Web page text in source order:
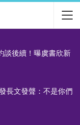
談後續！曝虞書欣新
長文發聲：不是你們